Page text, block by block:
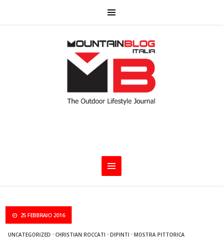
25 FEBBRAIO 2016
UNCATEGORIZED ·CHRISTIAN ROCCATI ·DIPINTI ·MOSTRA PITTORICA